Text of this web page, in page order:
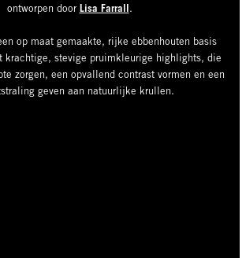
ontworpen door Lisa Farrall.
op maat gemaakte, rijke ebbenhouten basis
krachtige, stevige pruimkleurige highlights, die
zorgen, een opvallend contrast vormen en een
geven aan natuurlijke krullen.